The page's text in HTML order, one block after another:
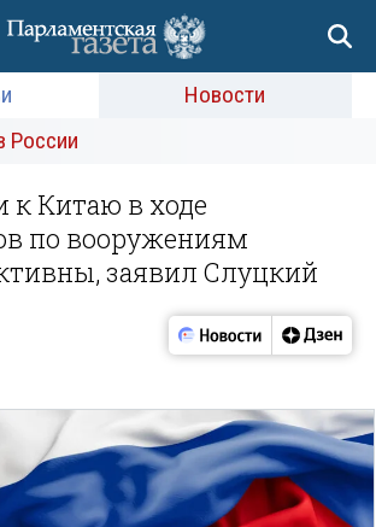
Новости
России
к Китаю в ходе
по вооружениям
заявил Слуцкий